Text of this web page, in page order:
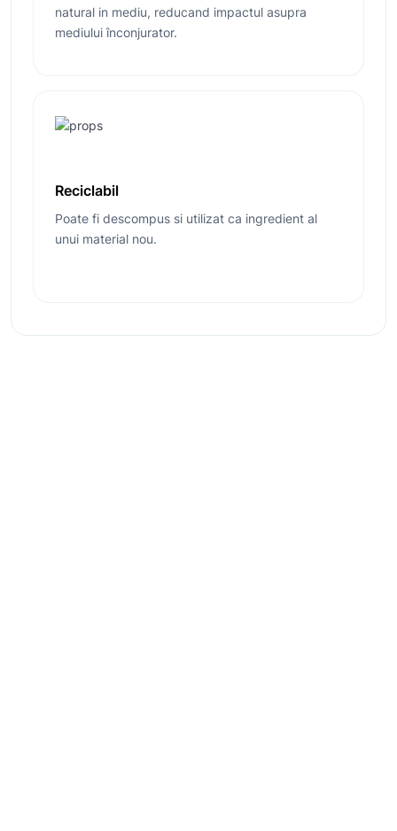
natural in mediu, reducand impactul asupra
mediului înconjurator.
Reciclabil
Poate fi descompus si utilizat ca ingredient al
unui material nou.